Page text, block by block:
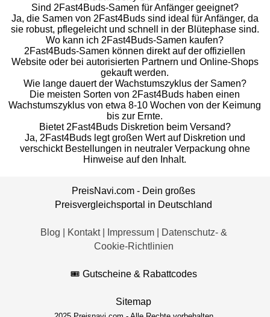
Sind 2Fast4Buds-Samen für Anfänger geeignet?
Ja, die Samen von 2Fast4Buds sind ideal für Anfänger, da
sie robust, pflegeleicht und schnell in der Blütephase sind.
Wo kann ich 2Fast4Buds-Samen kaufen?
2Fast4Buds-Samen können direkt auf der offiziellen
Website oder bei autorisierten Partnern und Online-Shops
gekauft werden.
Wie lange dauert der Wachstumszyklus der Samen?
Die meisten Sorten von 2Fast4Buds haben einen
Wachstumszyklus von etwa 8-10 Wochen von der Keimung
bis zur Ernte.
Bietet 2Fast4Buds Diskretion beim Versand?
Ja, 2Fast4Buds legt großen Wert auf Diskretion und
verschickt Bestellungen in neutraler Verpackung ohne
Hinweise auf den Inhalt.
PreisNavi.com - Dein großes
Preisvergleichsportal in Deutschland
Blog Kontakt Impressum
Datenschutz- &
Cookie-Richtlinien
🎟️ Gutscheine & Rabattcodes
Sitemap